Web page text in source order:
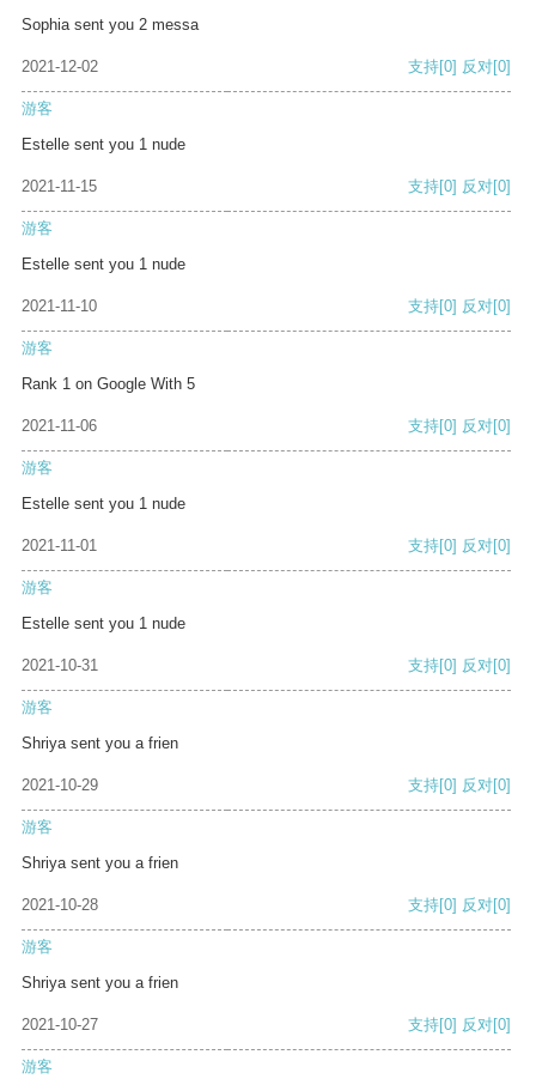
Sophia sent you 2 messa
2021-12-02 支持[0] 反对[0]
游客
Estelle sent you 1 nude
2021-11-15 支持[0] 反对[0]
游客
Estelle sent you 1 nude
2021-11-10 支持[0] 反对[0]
游客
Rank 1 on Google With 5
2021-11-06 支持[0] 反对[0]
游客
Estelle sent you 1 nude
2021-11-01 支持[0] 反对[0]
游客
Estelle sent you 1 nude
2021-10-31 支持[0] 反对[0]
游客
Shriya sent you a frien
2021-10-29 支持[0] 反对[0]
游客
Shriya sent you a frien
2021-10-28 支持[0] 反对[0]
游客
Shriya sent you a frien
2021-10-27 支持[0] 反对[0]
游客